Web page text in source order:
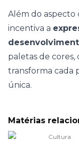
Além do
incentiva a
paletas de cores,
transforma cada
única.
Matérias
Cultura